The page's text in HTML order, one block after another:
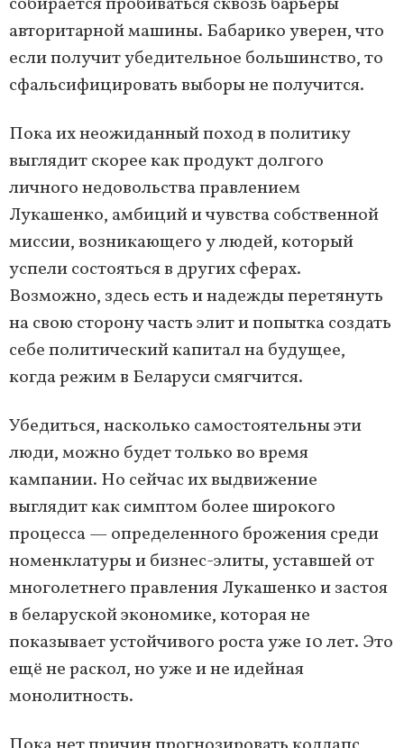
авторитарной машины. Бабарико уверен, что
если получит убедительное большинство, то
сфальсифицировать выборы не получится.
Пока их неожиданный поход в политику
выглядит скорее как продукт долгого
личного недовольства правлением
Лукашенко, амбиций и чувства собственной
миссии, возникающего у людей, который
успели состояться в других сферах.
Возможно, здесь есть и надежды перетянуть
на свою сторону часть элит и попытка создать
себе политический капитал на будущее,
когда режим в Беларуси смягчится.
Убедиться, насколько самостоятельны эти
люди, можно будет только во время
кампании. Но сейчас их выдвижение
выглядит как симптом более широкого
процесса — определенного брожения среди
номенклатуры и бизнес-элиты, уставшей от
многолетнего правления Лукашенко и застоя
в беларуской экономике, которая не
показывает устойчивого роста уже 10 лет. Это
ещё не раскол, но уже и не идейная
монолитность.